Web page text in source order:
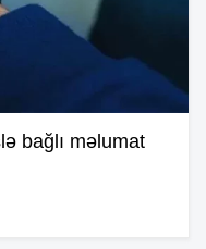
bağlı məlumat